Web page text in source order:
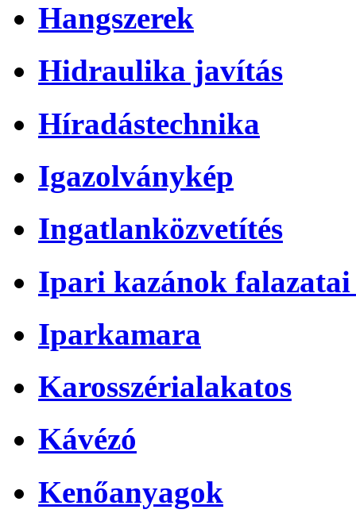
Hangszerek
Hidraulika javítás
Híradástechnika
Igazolványkép
Ingatlanközvetítés
Ipari kazánok falazatai
Iparkamara
Karosszérialakatos
Kávézó
Kenőanyagok